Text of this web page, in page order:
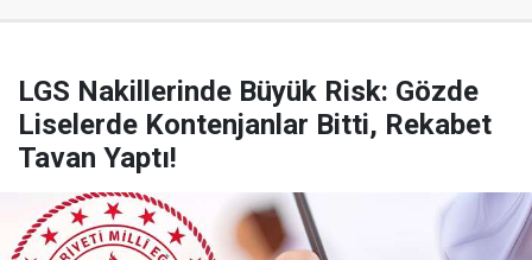
LGS Nakillerinde Büyük Risk: Gözde
Liselerde Kontenjanlar Bitti, Rekabet
Tavan Yaptı!